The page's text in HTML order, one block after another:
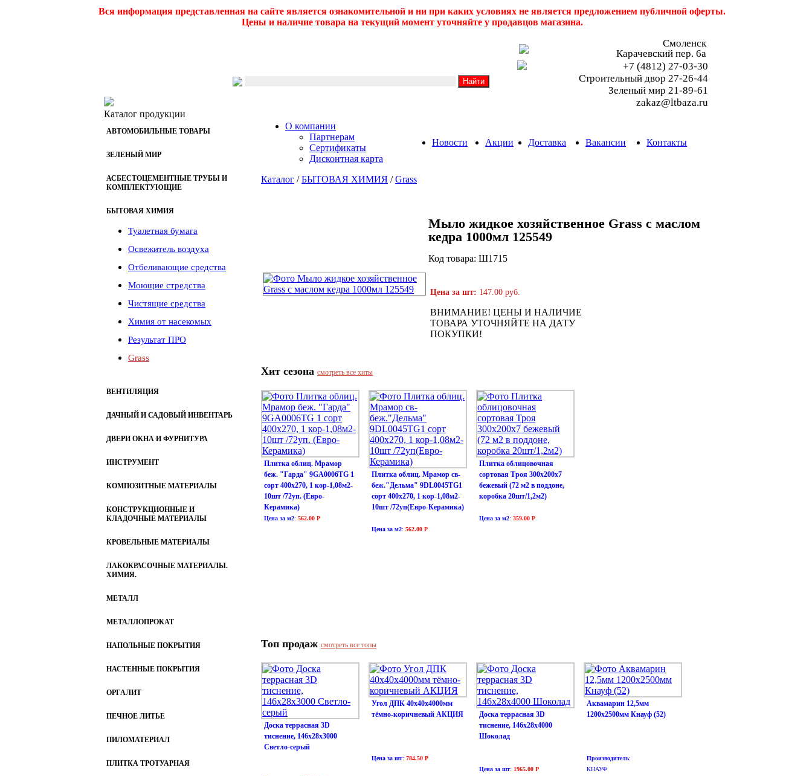
Вся информация представленная на сайте является ознакомительной и ни при каких условиях не является предложением публичной оферты.
Цены и наличие товара на текущий момент уточняйте у продавцов магазина.
Смоленск
Карачевский пер. 6a
+7 (4812) 27-03-30
Строительный двор 27-26-44
Зеленый мир 21-89-61
zakaz@ltbaza.ru
Каталог продукции
АВТОМОБИЛЬНЫЕ ТОВАРЫ
ЗЕЛЕНЫЙ МИР
АСБЕСТОЦЕМЕНТНЫЕ ТРУБЫ И
КОМПЛЕКТУЮЩИЕ
БЫТОВАЯ ХИМИЯ
Туалетная бумага
Освежитель воздуха
Отбеливающие средства
Моющие стредства
Чистящие средства
Химия от насекомых
Результат ПРО
Grass
ВЕНТИЛЯЦИЯ
ДАЧНЫЙ И САДОВЫЙ ИНВЕНТАРЬ
ДВЕРИ ОКНА И ФУРНИТУРА
ИНСТРУМЕНТ
КОМПОЗИТНЫЕ МАТЕРИАЛЫ
КОНСТРУКЦИОННЫЕ И
КЛАДОЧНЫЕ МАТЕРИАЛЫ
КРОВЕЛЬНЫЕ МАТЕРИАЛЫ
ЛАКОКРАСОЧНЫЕ МАТЕРИАЛЫ.
ХИМИЯ.
МЕТАЛЛ
МЕТАЛЛОПРОКАТ
НАПОЛЬНЫЕ ПОКРЫТИЯ
НАСТЕННЫЕ ПОКРЫТИЯ
ОРГАЛИТ
ПЕЧНОЕ ЛИТЬЕ
ПИЛОМАТЕРИАЛ
ПЛИТКА ТРОТУАРНАЯ
О компании
Партнерам
Сертификаты
Дисконтная карта
Новости Акции Доставка Вакансии Контакты
Каталог /БЫТОВАЯ ХИМИЯ /Grass
Мыло жидкое хозяйственное Grass с маслом
кедра 1000мл 125549
Код товара: Ш1715
Цена за шт: 147.00 руб.
ВНИМАНИЕ! ЦЕНЫ И НАЛИЧИЕ
ТОВАРА УТОЧНЯЙТЕ НА ДАТУ
ПОКУПКИ!
Хит сезона смотреть все хиты
Плитка облиц. Мрамор
беж. "Гарда" 9GA0006TG 1
сорт 400х270, 1 кор-1,08м2-
10шт /72уп. (Евро-
Керамика)
Цена за м2: 562.00 Р
Плитка облиц. Мрамор св-
беж."Дельма" 9DL0045TG1
сорт 400х270, 1 кор-1,08м2-
10шт /72уп(Евро-Керамика)
Цена за м2: 562.00 Р
Плитка облицовочная
сортовая Троя 300х200х7
бежевый (72 м2 в поддоне,
коробка 20шт/1,2м2)
Цена за м2: 359.00 Р
Топ продаж смотреть все топы
Доска террасная 3D
тиснение, 146х28х3000
Светло-серый
Угол ДПК 40х40х4000мм
тёмно-коричневый АКЦИЯ
Цена за шт: 784.50 Р
Доска террасная 3D
тиснение, 146х28х4000
Шоколад
Цена за шт: 1965.00 Р
Аквамарин 12,5мм
1200х2500мм Кнауф (52)
Производитель:
КНАУФ